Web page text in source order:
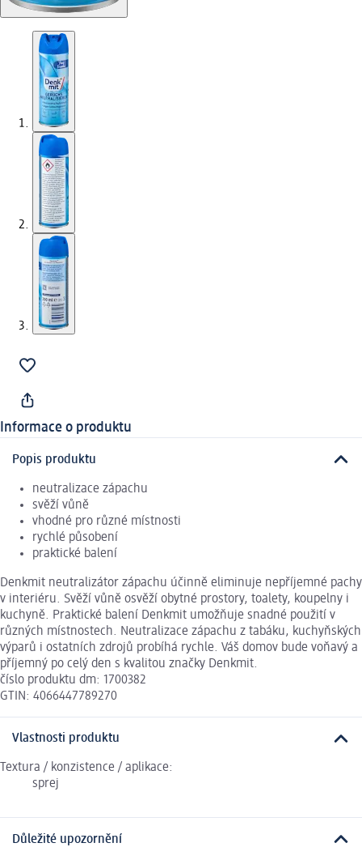
Informace o produktu
Popis produktu
neutralizace zápachu
svěží vůně
vhodné pro různé místnosti
rychlé působení
praktické balení
Denkmit neutralizátor zápachu účinně eliminuje nepříjemné pachy
v interiéru. Svěží vůně osvěží obytné prostory, toalety, koupelny i
kuchyně. Praktické balení Denkmit umožňuje snadné použití v
různých místnostech. Neutralizace zápachu z tabáku, kuchyňských
výparů i ostatních zdrojů probíhá rychle. Váš domov bude voňavý a
příjemný po celý den s kvalitou značky Denkmit.
číslo produktu dm: 1700382
GTIN: 4066447789270
Vlastnosti produktu
Textura / konzistence / aplikace:
sprej
Důležité upozornění